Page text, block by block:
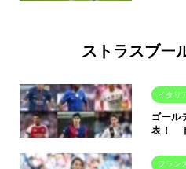
ストラスブー
イタリ
ゴール
表！
フラン